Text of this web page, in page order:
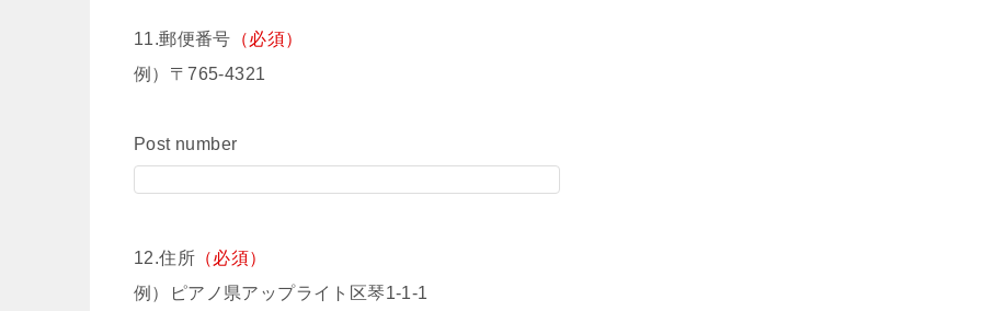
11.郵便番号 （必須）
例）〒765-4321
Post number
12.住所 （必須）
例）ピアノ県アップライト区琴1-1-1